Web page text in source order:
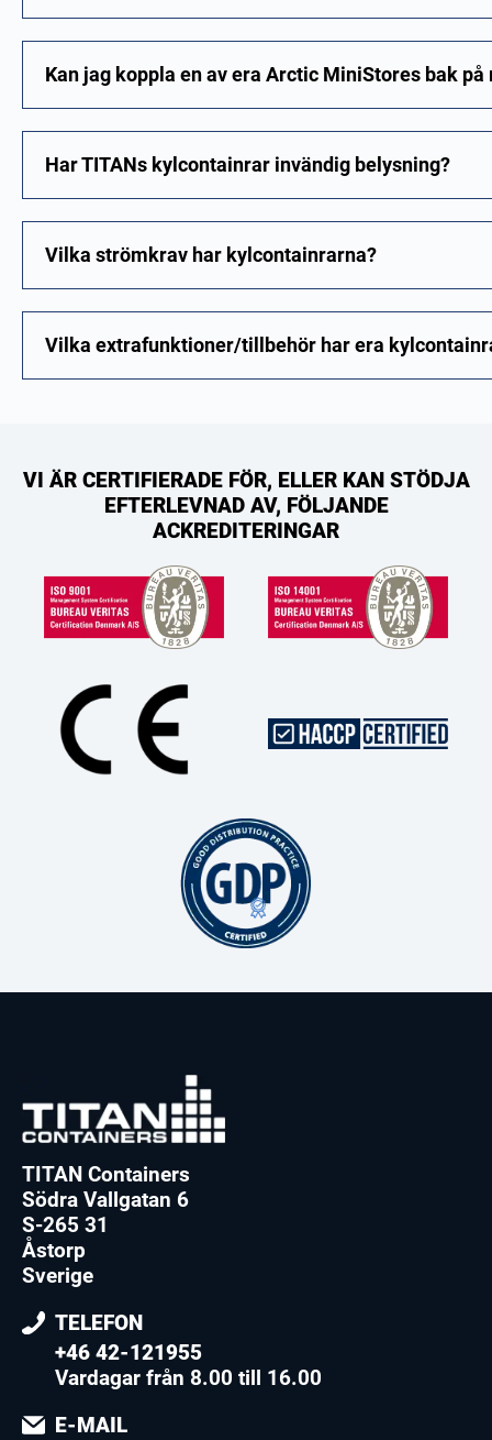
Kan jag koppla en av era Arctic MiniStores bak
Har TITANs kylcontainrar invändig belysning?
Vilka strömkrav har kylcontainrarna?
Vilka extrafunktioner/tillbehör har era
VI ÄR CERTIFIERADE FÖR, ELLER KAN STÖDJA
EFTERLEVNAD AV, FÖLJANDE
ACKREDITERINGAR
TITAN Containers
Södra Vallgatan 6
S-265 31
Åstorp
Sverige
TELEFON
+46 42-121955
Vardagar från 8.00 till 16.00
E-MAIL